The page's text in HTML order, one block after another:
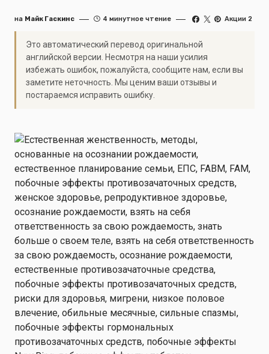
на Майк Гаскинс 4 минутное чтение Акции 2
Это автоматический перевод оригинальной
английской версии. Несмотря на наши усилия
избежать ошибок, пожалуйста, сообщите нам, если вы
заметите неточность. Мы ценим ваши отзывы и
постараемся исправить ошибку.